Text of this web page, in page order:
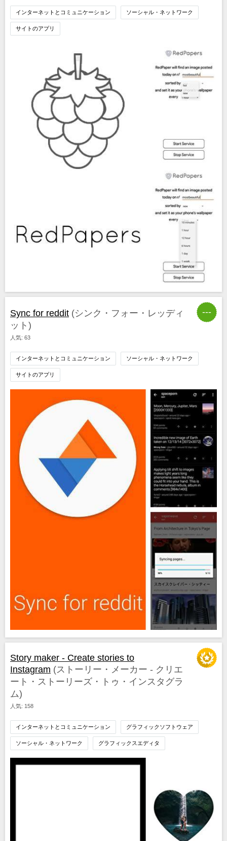
インターネットとコミュニケーション ソーシャル・ネットワーク
サイトのアプリ
---
Sync for reddit (シンク・フォー・レッディ
ット)
人気: 63
インターネットとコミュニケーション ソーシャル・ネットワーク
サイトのアプリ
Story maker - Create stories to
Instagram (ストーリー・メーカー ‐ クリエ
ート・ストーリーズ・トゥ・インスタグラ
ム)
人気: 158
インターネットとコミュニケーション グラフィックソフトウェア
ソーシャル・ネットワーク グラフィックスエディタ